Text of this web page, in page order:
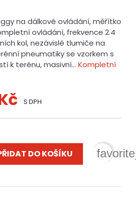
na dálkové ovládání, měřítko
ovládání, frekvence 2.4
kol, nezávislé tlumiče na
pneumatiky se vzorkem s
k terénu, masivní... Kompletní
S DPH
DO KOŠÍKU